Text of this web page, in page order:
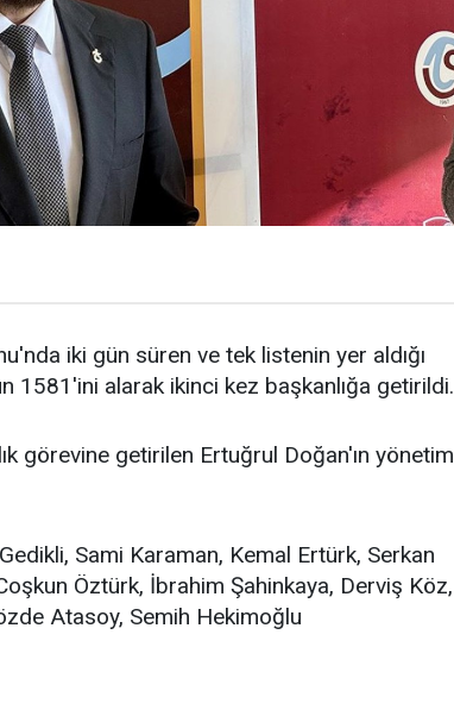
iki gün süren ve tek listenin yer aldığı
1581'ini alarak ikinci kez başkanlığa getirildi.
görevine getirilen Ertuğrul Doğan'ın yönetim
Sami Karaman, Kemal Ertürk, Serkan
Öztürk, İbrahim Şahinkaya, Derviş Köz,
Atasoy, Semih Hekimoğlu